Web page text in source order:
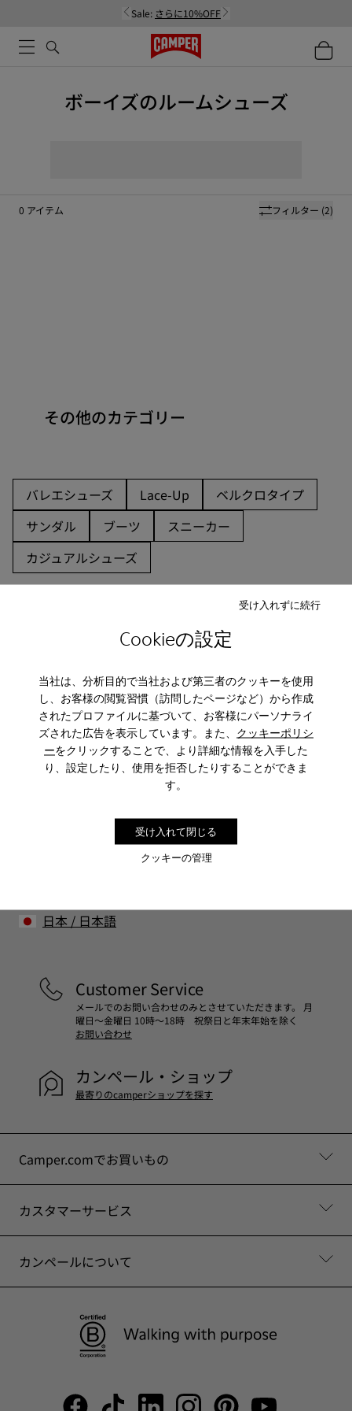
Cookieの設定
当社は、分析目的で当社および第三者のクッキーを使用
し、お客様の閲覧習慣（訪問したページなど）から作成
されたプロファイルに基づいて、お客様にパーソナライ
ズされた広告を表示しています。また、 クッキーポリシ
ーをクリックすることで、より詳細な情報を入手した
り、設定したり、使用を拒否したりすることができま
す。
クッキーの管理
受け入れずに続行
受け入れて閉じる
Sale: さらに10%OFF
ボーイズのルームシューズ
フィルター (2)
0 アイテム
その他のカテゴリー
バレエシューズ Lace-Up
ベルクロタイプ
サンダル
ブーツ
スニーカー
カジュアルシューズ
CAMPER キッズ 靴 ボーイズのルームシューズ
Sale: さらに10%OFF
コミュニティに参加すると、割引、早期アクセス、イベント招待
Camper.comでお買いもの
カスタマーサービス
カンペールについて
Customer Service
メールでのお問い合わせのみとさせていただきます。 月
曜日～金曜日 10時～18時 祝祭日と年末年始を除く
お問い合わせ
カンペール・ショップ
最寄りのcamperショップを探す
日本 / 日本語